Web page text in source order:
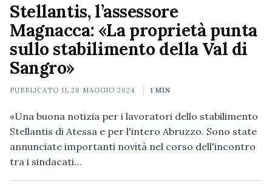
Stellantis, l’assessore
Magnacca: «La proprietà punta
sullo stabilimento della Val di
Sangro»
PUBBLICATO IL28 MAGGIO 2024 1 MIN
«Una buona notizia per i lavoratori dello stabilimento
Stellantis di Atessa e per l'intero Abruzzo. Sono state
annunciate importanti novità nel corso dell'incontro
tra i sindacati…